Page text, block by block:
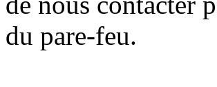
du pare-feu.